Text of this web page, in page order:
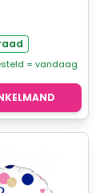
= vandaag